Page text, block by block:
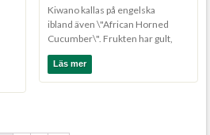
Kiwano kallas på engelska
ibland även \"African Horned
Cucumber\". Frukten har gult,
hårt skal med små \"h...
Läs mer